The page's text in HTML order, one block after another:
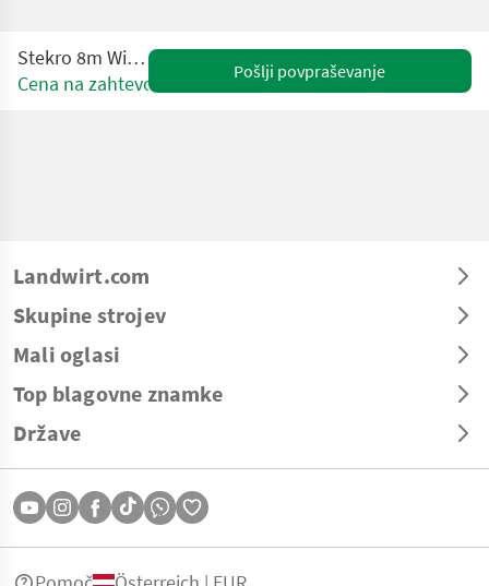
Stekro 8m Wiesenegge
Cena na zahtevo
Pošlji povpraševanje
Landwirt.com
Skupine strojev
Mali oglasi
Top blagovne znamke
Države